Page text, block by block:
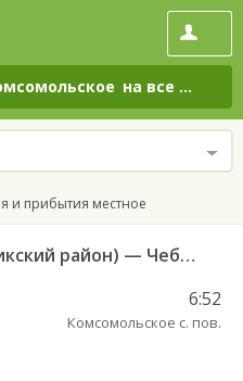
на все дни
и прибытия местное
Новые Шимкусы с. (Яльчикский район) — Чебоксары Центральный АВ 653
6:52
Комсомольское с. пов.